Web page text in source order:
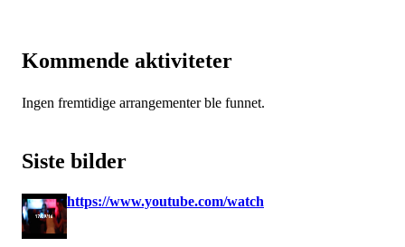
Kommende aktiviteter
Ingen fremtidige arrangementer ble funnet.
Siste bilder
https://www.youtube.com/watch